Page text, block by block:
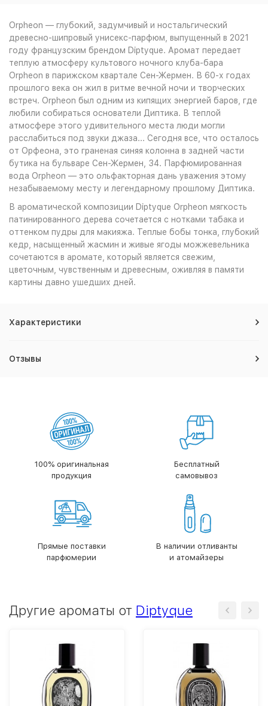
Orpheon — глубокий, задумчивый и ностальгический
древесно-шипровый унисекс-парфюм, выпущенный в 2021
году французским брендом Diptyque. Аромат передает
теплую атмосферу культового ночного клуба-бара
Orpheon в парижском квартале Сен-Жермен. В 60-х годах
прошлого века он жил в ритме вечной ночи и творческих
встреч. Orpheon был одним из кипящих энергией баров, где
любили собираться основатели Диптика. В теплой
атмосфере этого удивительного места люди могли
расслабиться под звуки джаза... Сегодня все, что осталось
от Орфеона, это граненая синяя колонна в задней части
бутика на бульваре Сен-Жермен, 34. Парфюмированная
вода Orpheon — это ольфакторная дань уважения этому
незабываемому месту и легендарному прошлому Диптика.
В ароматической композиции Diptyque Orpheon мягкость
патинированного дерева сочетается с нотками табака и
оттенком пудры для макияжа. Теплые бобы тонка, глубокий
кедр, насыщенный жасмин и живые ягоды можжевельника
сочетаются в аромате, который является свежим,
цветочным, чувственным и древесным, оживляя в памяти
картины давно ушедших дней.
Характеристики
Отзывы
100% оригинальная
продукция
Бесплатный
самовывоз
Прямые поставки
парфюмерии
В наличии отливанты
и атомайзеры
Другие ароматы от Diptyque